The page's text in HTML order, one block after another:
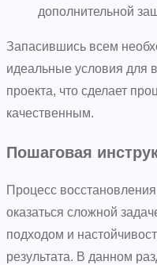
дополнительной
Запасившись всем
идеальные условия для
проекта, что сделает
качественным.
Пошаговая
Процесс
оказаться сложной
подходом и
результата. В данном